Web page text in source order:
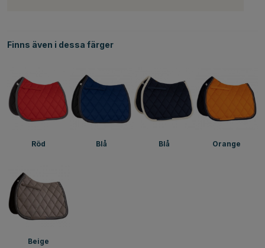
Finns även i dessa färger
Röd Blå Blå Orange
Beige